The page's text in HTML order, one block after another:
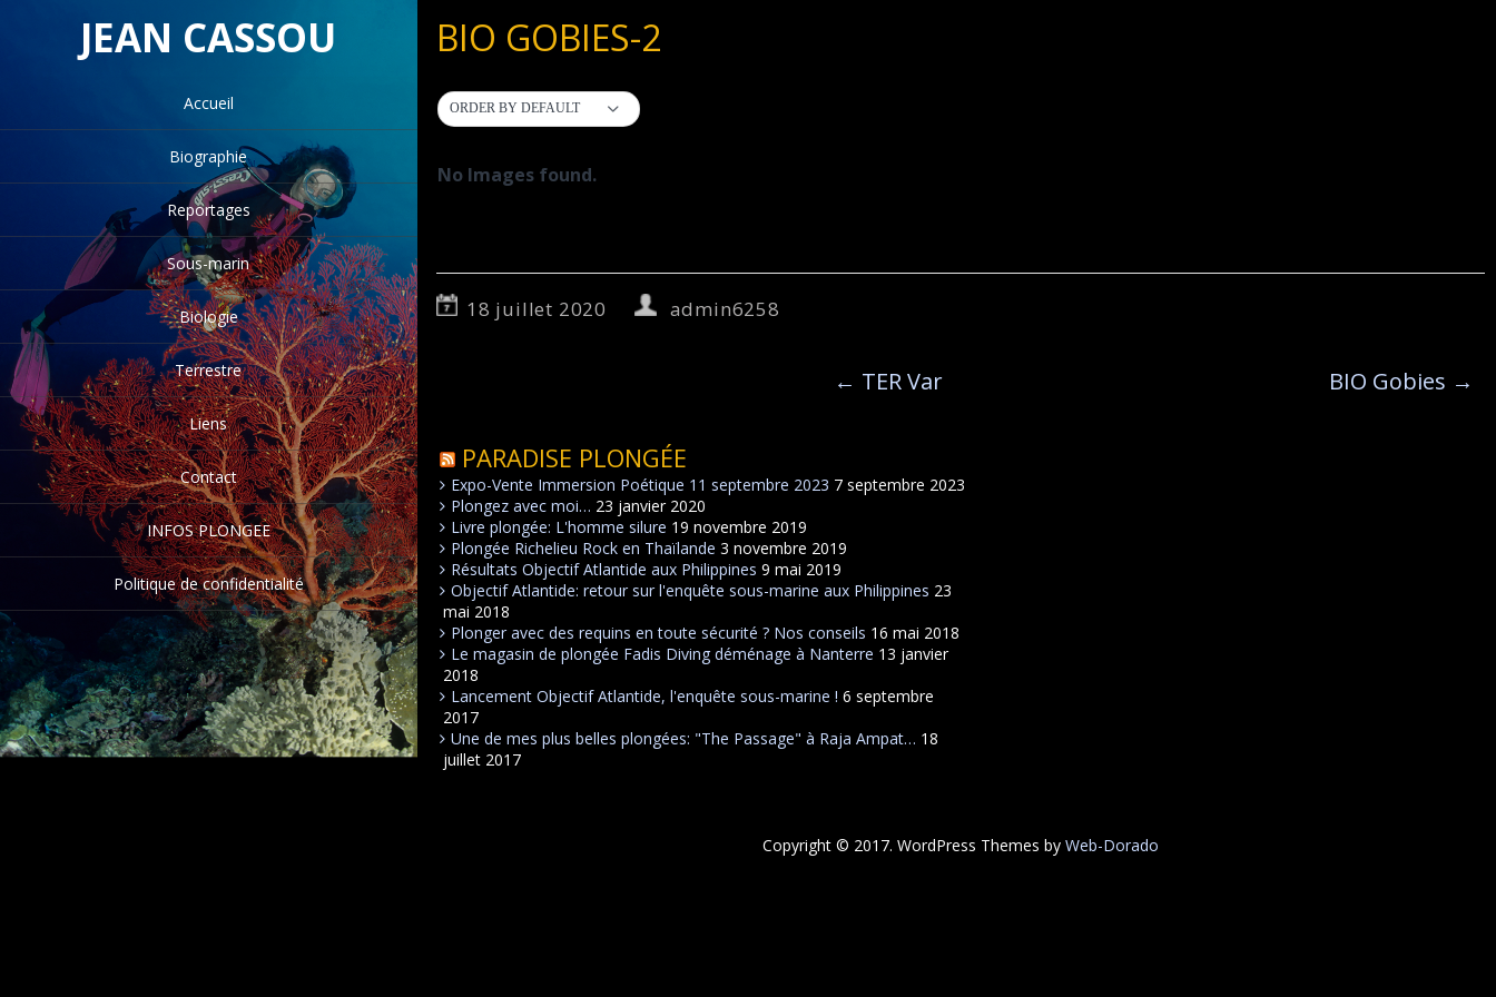
JEAN CASSOU
Accueil
Biographie
Reportages
Sous-marin
Biologie
Terrestre
Liens
Contact
INFOS PLONGEE
Politique de confidentialité
BIO GOBIES-2
ORDER BY DEFAULT
No Images found.
18 juillet 2020 admin6258
← TER Var BIO Gobies →
PARADISE PLONGÉE
Expo-Vente Immersion Poétique 11 septembre 2023 7 septembre 2023
Plongez avec moi… 23 janvier 2020
Livre plongée: L'homme silure 19 novembre 2019
Plongée Richelieu Rock en Thaïlande 3 novembre 2019
Résultats Objectif Atlantide aux Philippines 9 mai 2019
Objectif Atlantide: retour sur l'enquête sous-marine aux Philippines 23
mai 2018
Plonger avec des requins en toute sécurité ? Nos conseils 16 mai 2018
Le magasin de plongée Fadis Diving déménage à Nanterre 13 janvier
2018
Lancement Objectif Atlantide, l'enquête sous-marine ! 6 septembre
2017
Une de mes plus belles plongées: "The Passage" à Raja Ampat… 18
juillet 2017
Copyright © 2017. WordPress Themes byWeb-Dorado